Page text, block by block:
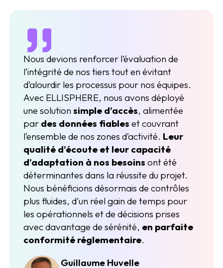
Nous devions renforcer l’évaluation de
l’intégrité de nos tiers tout en évitant
d’alourdir les processus pour nos équipes.
Avec ELLISPHERE, nous avons déployé
une solutionsimple d’accès, alimentée
par des données fiables et couvrant
l’ensemble de nos zones d’activité. Leur
qualité d’écoute et leur capacité
d’adaptation à nos besoins ont été
déterminantes dans la réussite du projet.
Nous bénéficions désormais de contrôles
plus fluides, d'un réel gain de temps pour
les opérationnels et de décisions prises
avec davantage de sérénité, en parfaite
conformité réglementaire.
Guillaume Huvelle